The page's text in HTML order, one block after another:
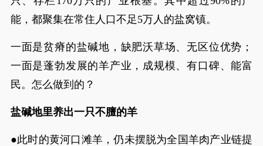
能，都聚集在常住人口不足5万人的盐窝镇。
一面是贫瘠的盐碱地，缺肥沃草场、无区位优势；
一面是蓬勃发展的羊产业，成规模、有口碑、能富
民。怎么做到的？
盐碱地里养出一只不膻的羊
●此时的黄河口滩羊，仍未摆脱为全国羊肉产业链提